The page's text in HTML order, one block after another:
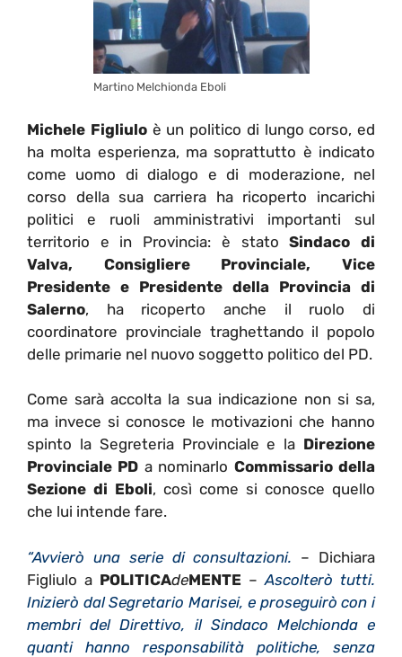
Martino Melchionda Eboli
Michele Figliuloè un politico di lungo corso, ed
ha molta esperienza, ma soprattutto è indicato
come uomo di dialogo e di moderazione, nel
corso della sua carriera ha ricoperto incarichi
politici e ruoli amministrativi importanti sul
territorio e in Provincia: è statoSindaco di
Valva, Consigliere Provinciale, Vice
Presidente e Presidente della Provincia di
Salerno, ha ricoperto anche il ruolo di
coordinatore provinciale traghettando il popolo
delle primarie nel nuovo soggetto politico del PD.
Come sarà accolta la sua indicazione non si sa,
ma invece si conosce le motivazioni che hanno
spinto la Segreteria Provinciale e la Direzione
Provinciale PD a nominarlo Commissario della
Sezione di Eboli, così come si conosce quello
che lui intende fare.
“Avvierò una serie di consultazioni. – Dichiara
Figliulo a POLITICAdeMENTE –Ascolterò tutti.
Inizierò dal Segretario Marisei, e proseguirò con i
membri del Direttivo, il Sindaco Melchionda e
quanti hanno responsabilità politiche, senza